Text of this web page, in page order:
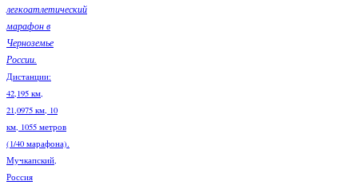
легкоатлетический
марафон в
Черноземье
России.
Дистанции:
42,195 км,
21,0975 км, 10
км, 1055 метров
(1/40 марафона).
Мучкапский,
Россия